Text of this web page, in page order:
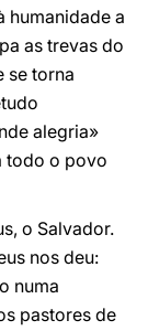
humanidade a
as trevas do
se torna
alegria»
todo o povo
o Salvador.
nos deu:
numa
pastores de